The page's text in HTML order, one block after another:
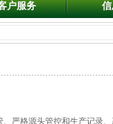
户服务
格源头管控和生产记录